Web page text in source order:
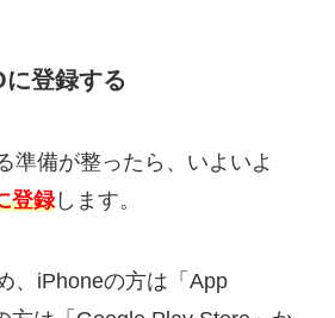
登録する
準備が整ったら、いよいよ
登録します。
、iPhoneの方は「App